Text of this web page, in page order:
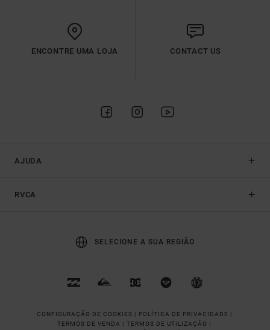
ENCONTRE UMA LOJA CONTACT US
AJUDA
RVCA
SELECIONE A SUA REGIÃO
CONFIGURAÇÃO DE COOKIES | POLÍTICA DE PRIVACIDADE |
TERMOS DE VENDA | TERMOS DE UTILIZAÇÂO |